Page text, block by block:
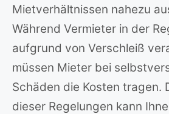
Mietverhältnissen nahezu
Während Vermieter in der
aufgrund von Verschleiß
müssen Mieter bei
Schäden die Kosten tragen.
dieser Regelungen kann